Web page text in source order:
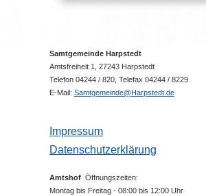
Samtgemeinde Harpstedt
Amtsfreiheit 1, 27243 Harpstedt
Telefon 04244 / 820, Telefax 04244 / 8229
E-Mail: Samtgemeinde@Harpstedt.de
Impressum
Datenschutzerklärung
Amtshof Öffnungszeiten:
Montag bis Freitag - 08:00 bis 12:00 Uhr